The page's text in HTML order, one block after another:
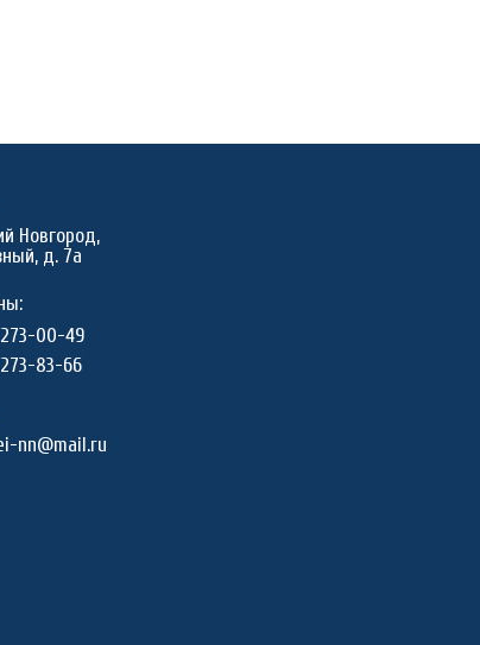
Новгород,
д. 7а
273-00-49
273-83-66
nn@mail.ru